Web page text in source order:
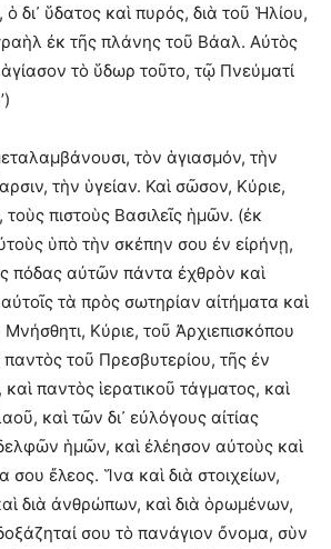
δι᾽ ὕδατος καὶ πυρός, διὰ τοῦ Ἡλίου,
ἐκ τῆς πλάνης τοῦ Βάαλ. Αὐτὸς
τὸ ὕδωρ τοῦτο, τῷ Πνεύματί
τὸν ἁγιασμόν, τὴν
τὴν ὑγείαν. Καὶ σῶσον, Κύριε,
πιστοὺς Βασιλεῖς ἡμῶν. (ἐκ
ὑπὸ τὴν σκέπην σου ἐν εἰρήνῃ,
πόδας αὐτῶν πάντα ἐχθρὸν καὶ
τὰ πρὸς σωτηρίαν αἰτήματα καὶ
Κύριε, τοῦ Ἀρχιεπισκόπου
τοῦ Πρεσβυτερίου, τῆς ἐν
παντὸς ἱερατικοῦ τάγματος, καὶ
καὶ τῶν δι᾽ εὐλόγους αἰτίας
ἡμῶν, καὶ ἐλέησον αὐτοὺς καὶ
σου ἔλεος. Ἵνα καὶ διὰ στοιχείων,
διὰ ἀνθρώπων, καὶ διὰ ὁρωμένων,
σου τὸ πανάγιον ὄνομα, σὺν